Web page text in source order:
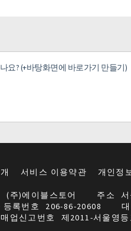
요? (+바탕화면에 바로가기 만들기)
서비스 이용약관 개인정
(주)에이블스토어 주소
등록번호
206-86-20608
업신고번호
제2011-서울영